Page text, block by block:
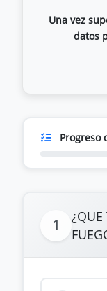
Una vez
datos
Progreso
1
¿QUE